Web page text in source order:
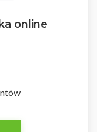
online